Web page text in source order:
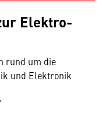
Elektro-
rund um die
und Elektronik